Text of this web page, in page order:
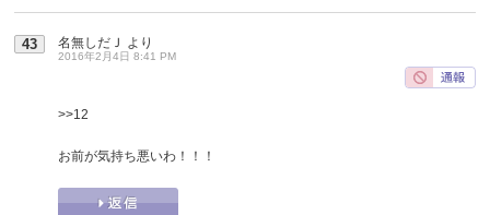
43 名無しだＪ より
2016年2月4日 8:41 PM
>>12
お前が気持ち悪いわ！！！